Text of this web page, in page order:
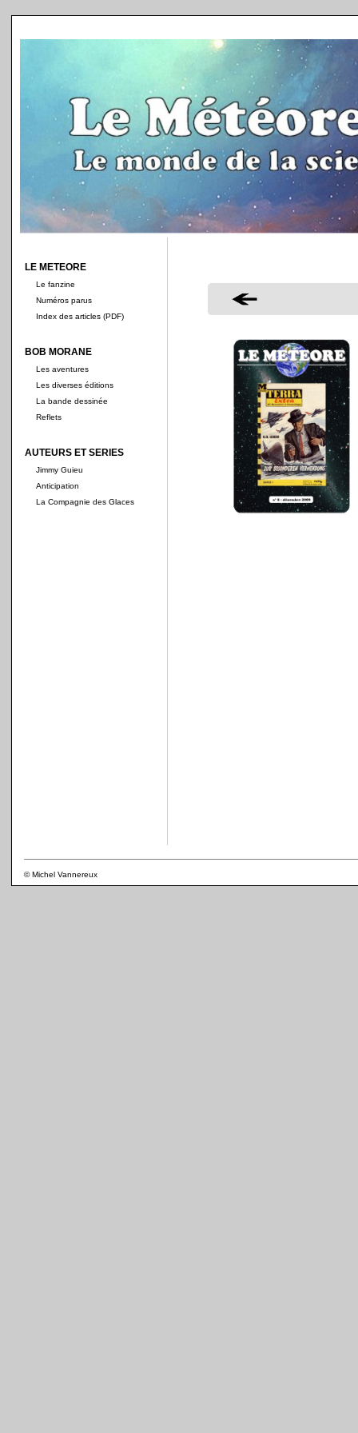
LE METEORE
Le fanzine
Numéros parus
Index des articles (PDF)
BOB MORANE
Les aventures
Les diverses éditions
La bande dessinée
Reflets
AUTEURS ET SERIES
Jimmy Guieu
Anticipation
La Compagnie des Glaces
© Michel Vannereux